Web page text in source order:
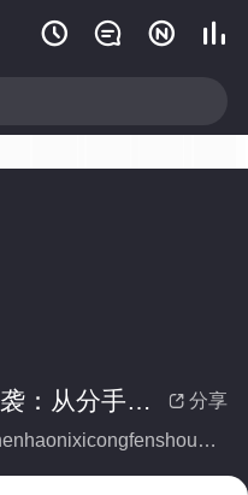
   
 分享
神豪逆袭：从分手开始无敌(全集)
别名：shenhaonixicongfenshoukaishiwudi